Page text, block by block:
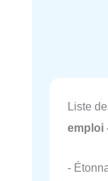
Liste
emploi
-